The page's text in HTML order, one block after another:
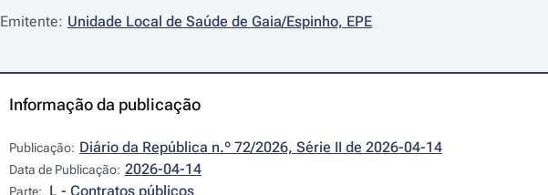
Emitente: Unidade Local de Saúde de Gaia/Espinho, EPE
Informação da publicação
Publicação: Diário da República n.º 72/2026, Série II de 2026-04-14
Data de Publicação: 2026-04-14
Parte: L - Contratos públicos